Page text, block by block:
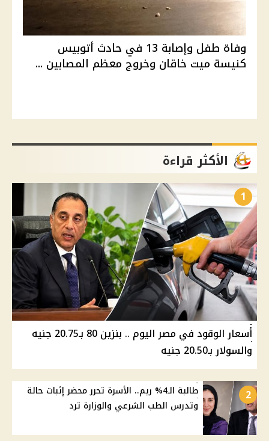
وفاة طفل وإصابة 13 في حادث أتوبيس
كنيسة ميت خاقان وخروج معظم المصابين ...
الأكثر قراءة
1
أسعار الوقود في مصر اليوم .. بنزين 80 بـ20.75 جنيه
والسولار بـ20.50 جنيه
2
طالبة الـ4% ريم.. الأسرة تحرر محضر إثبات حالة
وتدرس الطب الشرعي والوزارة ترد